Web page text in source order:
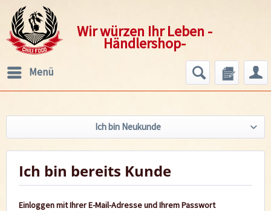
Wir würzen Ihr Leben -
Händlershop-
Menü
Ich bin Neukunde
Ich bin bereits Kunde
Einloggen mit Ihrer E-Mail-Adresse und Ihrem Passwort